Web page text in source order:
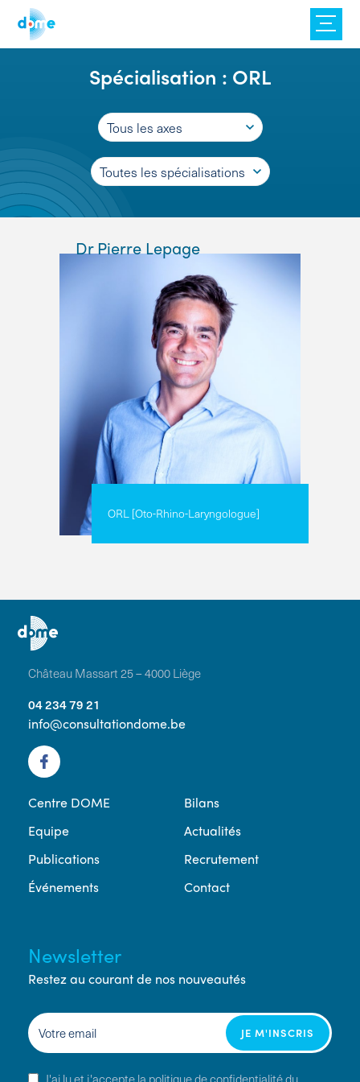
content
Spécialisation : ORL
Tous les axes
Toutes les spécialisations
Dr Pierre Lepage
ORL [Oto-Rhino-Laryngologue]
Château Massart 25 – 4000 Liège
04 234 79 21
info@consultationdome.be
Centre DOME
Equipe
Publications
Événements
Bilans
Actualités
Recrutement
Contact
Newsletter
Restez au courant de nos nouveautés